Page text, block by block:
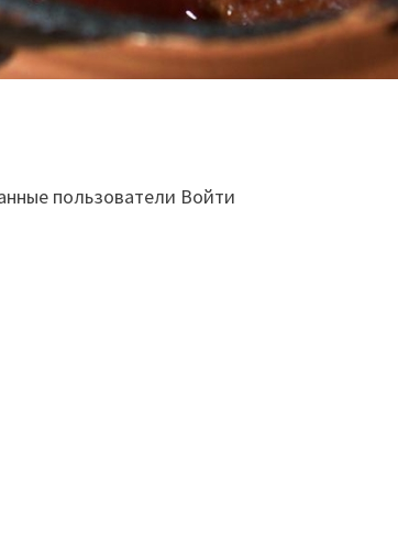
пользователи Войти